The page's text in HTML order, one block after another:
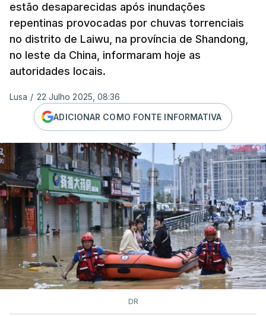
estão desaparecidas após inundações
repentinas provocadas por chuvas torrenciais
no distrito de Laiwu, na província de Shandong,
no leste da China, informaram hoje as
autoridades locais.
Lusa / 22 Julho 2025, 08:36
ADICIONAR COMO FONTE INFORMATIVA
DR